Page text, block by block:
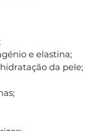
e elastina;
da pele;